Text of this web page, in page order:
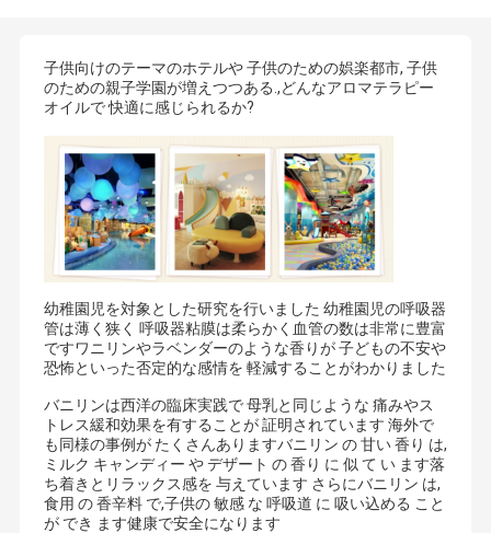
子供向けのテーマのホテルや 子供のための娯楽都市, 子供
のための親子学園が増えつつある.,どんなアロマテラピー
オイルで 快適に感じられるか?
幼稚園児を対象とした研究を行いました 幼稚園児の呼吸器
管は薄く狭く 呼吸器粘膜は柔らかく血管の数は非常に豊富
ですワニリンやラベンダーのような香りが 子どもの不安や
恐怖といった否定的な感情を 軽減することがわかりました
バニリンは西洋の臨床実践で 母乳と同じような 痛みやス
トレス緩和効果を有することが 証明されています 海外で
も同様の事例が たくさんありますバニリン の 甘い 香り は,
ミルク キャンディー や デザート の 香り に 似 て い ます落
ち着きとリラックス感を 与えています さらにバニリン は,
食用 の 香辛料 で,子供の 敏感 な 呼吸道 に 吸い込める こと
が でき ます健康で安全になります